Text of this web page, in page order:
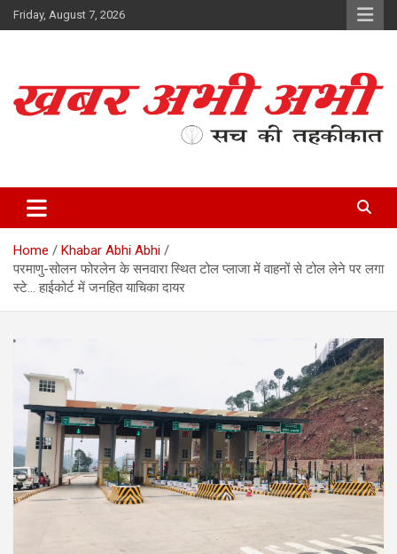
Skip
to
Friday, August 7, 2026
Home
Khabar Abhi Abhi
परमाणु-सोलन फोरलेन के सनवारा स्थित टोल प्लाजा में वाहनों से टोल लेने पर लगा
स्टे… हाईकोर्ट में जनहित याचिका दायर